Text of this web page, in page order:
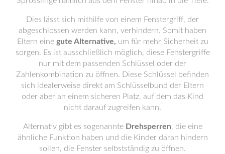
Dies lässt sich mithilfe von einem Fenstergriff, der
abgeschlossen werden kann, verhindern. Somit haben
Eltern eine gute Alternative, um für mehr Sicherheit zu
sorgen. Es ist ausschließlich möglich, diese Fenstergriffe
nur mit dem passenden Schlüssel oder der
Zahlenkombination zu öffnen. Diese Schlüssel befinden
sich idealerweise direkt am Schlüsselbund der Eltern
oder aber an einem sicheren Platz, auf dem das Kind
nicht darauf zugreifen kann.
Alternativ gibt es sogenannte Drehsperren, die eine
ähnliche Funktion haben und die Kinder daran hindern
sollen, die Fenster selbstständig zu öffnen.